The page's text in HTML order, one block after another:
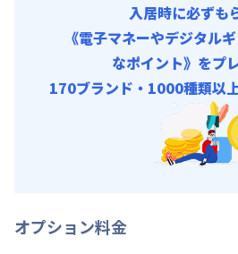
入居時に必ずも
《電子マネーやデジタル
なポイント》をプ
170ブランド・1000種類以
オプション料金